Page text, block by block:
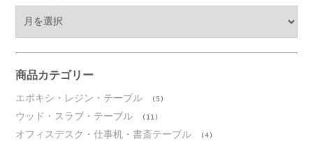
ブ
商品カテゴリー
エポキシ・レジン・テーブル (5)
ウッド・スラブ・テーブル (11)
オフィスデスク・仕事机・書斎テーブル (4)